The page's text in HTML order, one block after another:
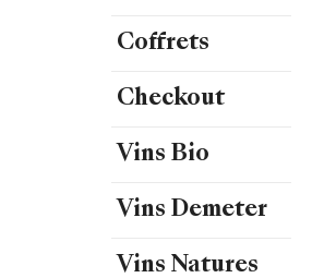
Coffrets
Checkout
Vins Bio
Vins Demeter
Vins Natures